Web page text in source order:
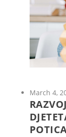
March 4,